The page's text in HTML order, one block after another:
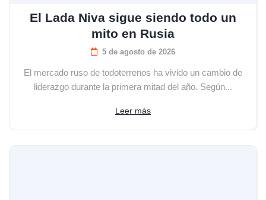
El Lada Niva sigue siendo todo un
mito en Rusia
5 de agosto de 2026
El mercado ruso de todoterrenos ha vivido un cambio de
liderazgo durante la primera mitad del año. Según...
Leer más